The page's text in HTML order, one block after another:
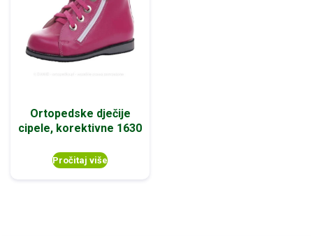
Ortopedske dječije
cipele, korektivne 1630
Pročitaj više